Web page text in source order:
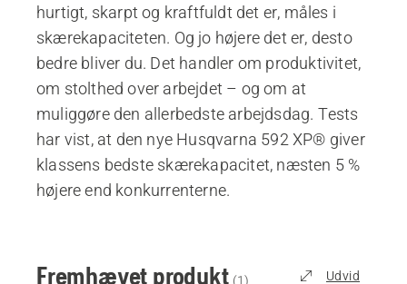
hurtigt, skarpt og kraftfuldt det er, måles i
skærekapaciteten. Og jo højere det er, desto
bedre bliver du. Det handler om produktivitet,
om stolthed over arbejdet – og om at
muliggøre den allerbedste arbejdsdag. Tests
har vist, at den nye Husqvarna 592 XP® giver
klassens bedste skærekapacitet, næsten 5 %
højere end konkurrenterne.
Fremhævet produkt (1) Udvid